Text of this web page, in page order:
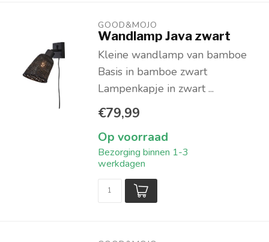
GOOD&MOJO
Wandlamp Java zwart
Kleine wandlamp van bamboe
Basis in bamboe zwart
Lampenkapje in zwart ...
€79,99
Op voorraad
Bezorging binnen 1-3
werkdagen